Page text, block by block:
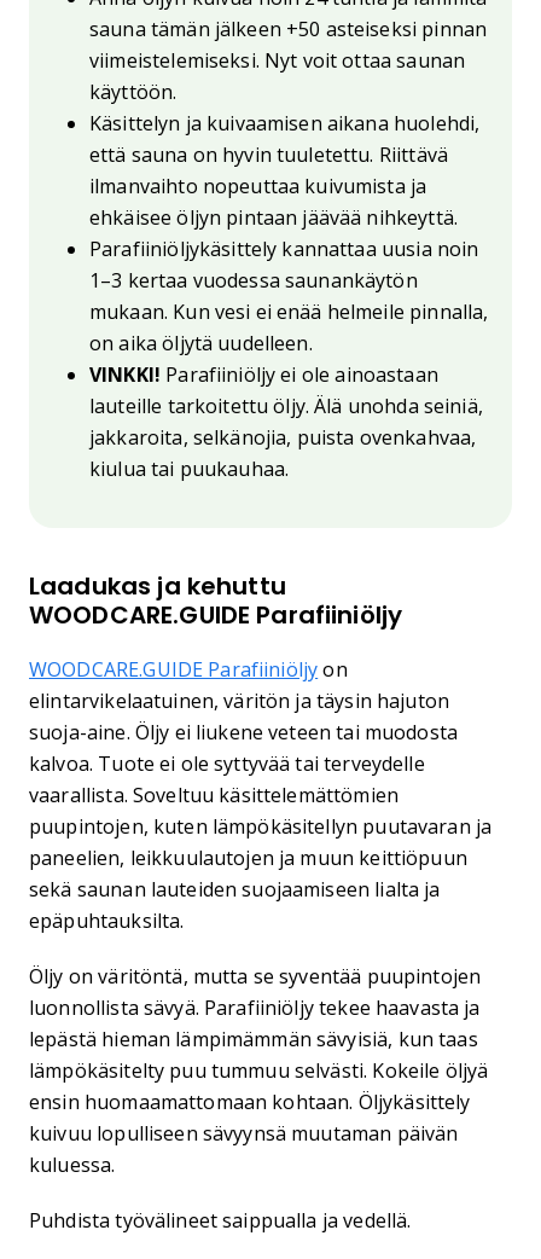
sauna tämän jälkeen +50 asteiseksi pinnan
viimeistelemiseksi. Nyt voit ottaa saunan
käyttöön.
Käsittelyn ja kuivaamisen aikana huolehdi,
että sauna on hyvin tuuletettu. Riittävä
ilmanvaihto nopeuttaa kuivumista ja
ehkäisee öljyn pintaan jäävää nihkeyttä.
Parafiiniöljykäsittely kannattaa uusia noin
1–3 kertaa vuodessa saunankäytön
mukaan. Kun vesi ei enää helmeile pinnalla,
on aika öljytä uudelleen.
VINKKI! Parafiiniöljy ei ole ainoastaan
lauteille tarkoitettu öljy. Älä unohda seiniä,
jakkaroita, selkänojia, puista ovenkahvaa,
kiulua tai puukauhaa.
Laadukas ja kehuttu
WOODCARE.GUIDE Parafiiniöljy
WOODCARE.GUIDE Parafiiniöljyon
elintarvikelaatuinen, väritön ja täysin hajuton
suoja-aine. Öljy ei liukene veteen tai muodosta
kalvoa. Tuote ei ole syttyvää tai terveydelle
vaarallista. Soveltuu käsittelemättömien
puupintojen, kuten lämpökäsitellyn puutavaran ja
paneelien, leikkuulautojen ja muun keittiöpuun
sekä saunan lauteiden suojaamiseen lialta ja
epäpuhtauksilta.
Öljy on väritöntä, mutta se syventää puupintojen
luonnollista sävyä. Parafiiniöljy tekee haavasta ja
lepästä hieman lämpimämmän sävyisiä, kun taas
lämpökäsitelty puu tummuu selvästi. Kokeile öljyä
ensin huomaamattomaan kohtaan. Öljykäsittely
kuivuu lopulliseen sävyynsä muutaman päivän
kuluessa.
Puhdista työvälineet saippualla ja vedellä.